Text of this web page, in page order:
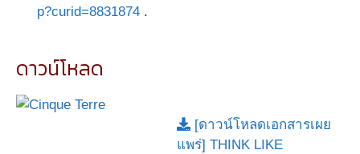
p?curid=8831874.
ดาวน์โหลด
[ดาวน์โหลดเอกสารเผย
แพร่] THINK LIKE